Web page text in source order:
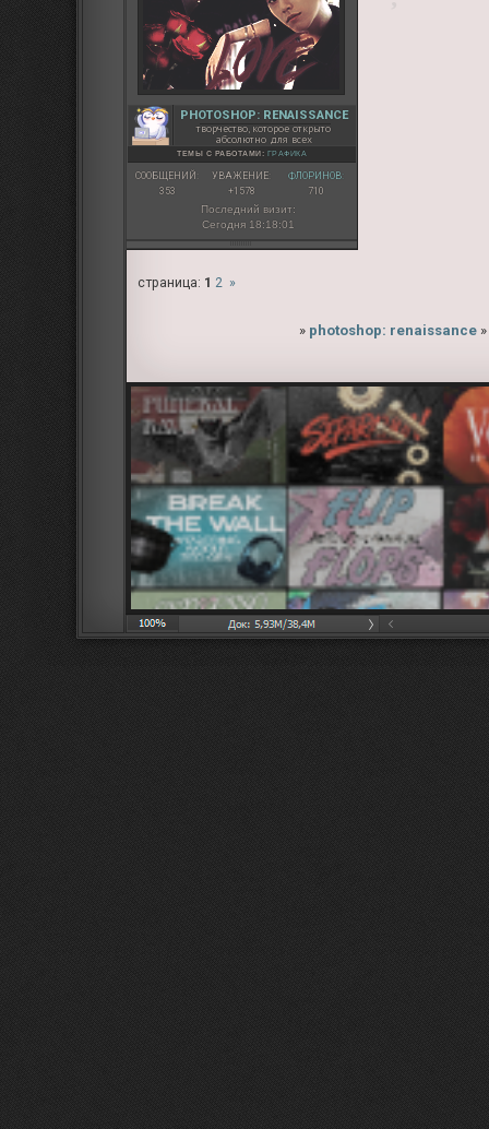
PHOTOSHOP: RENAISSANCE
творчество, которое открыто
абсолютно для всех
ТЕМЫ С РАБОТАМИ: ГРАФИКА
СООБЩЕНИЙ:
353
УВАЖЕНИЕ:
+1578
ФЛОРИНОВ:
710
Последний визит:
Сегодня 18:18:01
страница: 1 2 »
» photoshop: renaissance »